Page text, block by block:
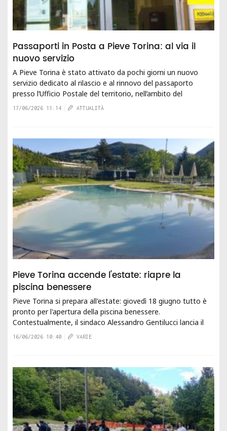
Passaporti in Posta a Pieve Torina: al via il
nuovo servizio
A Pieve Torina è stato attivato da pochi giorni un nuovo
servizio dedicato al rilascio e al rinnovo del passaporto
presso l’Ufficio Postale del territorio, nell’ambito del
progressivo ampliamento dei...
17/06/2026 11:14 ATTUALITÀ
Pieve Torina accende l'estate: riapre la
piscina benessere
Pieve Torina si prepara all'estate: giovedì 18 giugno tutto è
pronto per l'apertura della piscina benessere.
Contestualmente, il sindaco Alessandro Gentilucci lancia il
progetto "Pieve Torina...
16/06/2026 10:40 VARIE